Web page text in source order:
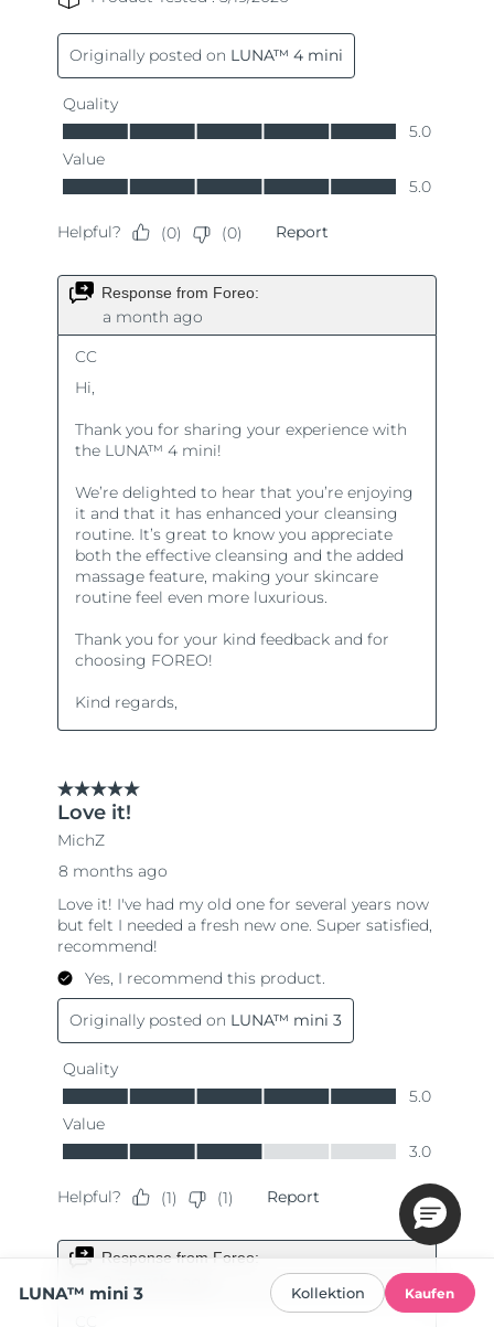
LUNA™ mini 3 Kollektion Kaufen